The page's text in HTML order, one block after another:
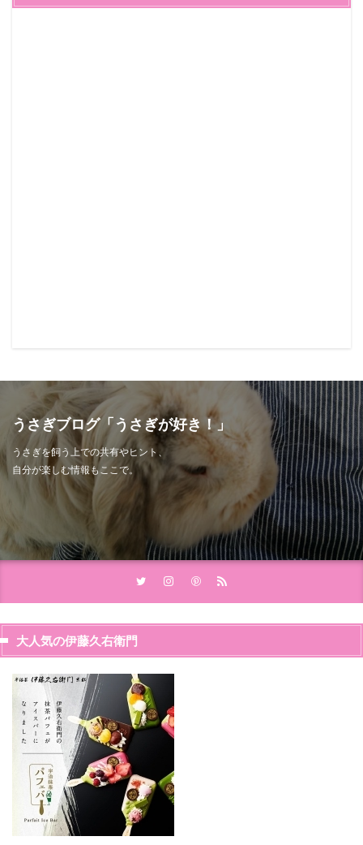
うさぎブログ「うさぎが好き！」
うさぎを飼う上での共有やヒント、
自分が楽しむ情報もここで。
大人気の伊藤久右衛門